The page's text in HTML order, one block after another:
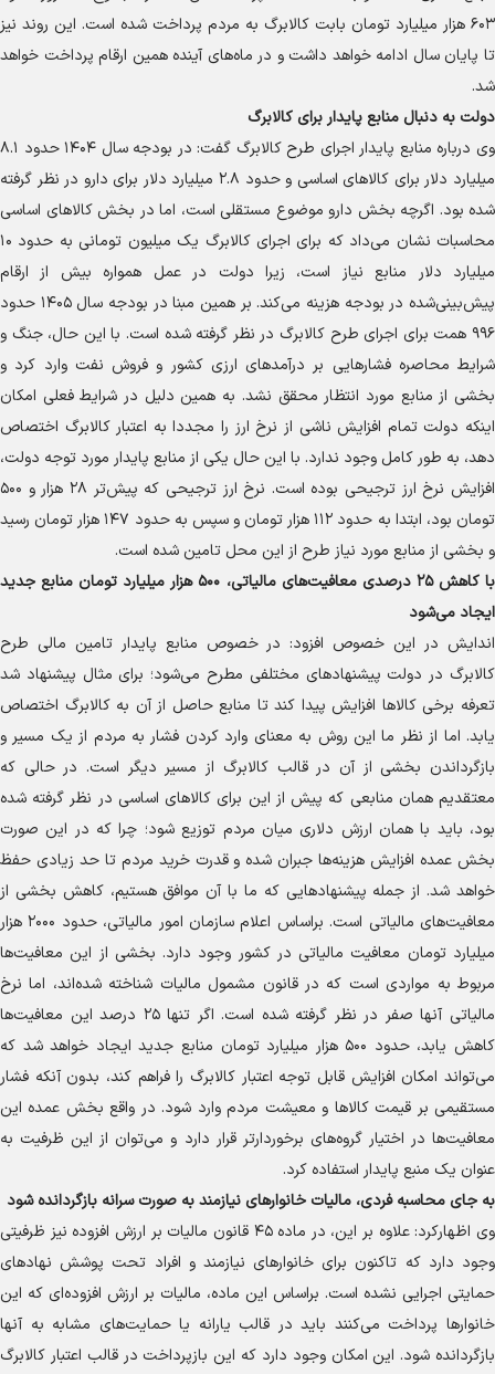
۶۰۳ هزار میلیارد تومان بابت کالابرگ به مردم پرداخت شده است. این روند نیز
تا پایان سال ادامه خواهد داشت و در ماه‌های آینده همین ارقام پرداخت خواهد
شد.
دولت به دنبال منابع پایدار برای کالابرگ
وی درباره منابع پایدار اجرای طرح کالابرگ گفت: در بودجه سال ۱۴۰۴ حدود ۸.۱
میلیارد دلار برای کالا‌های اساسی و حدود ۲.۸ میلیارد دلار برای دارو در نظر گرفته
شده بود. اگرچه بخش دارو موضوع مستقلی است، اما در بخش کالا‌های اساسی
محاسبات نشان می‌داد که برای اجرای کالابرگ یک میلیون تومانی به حدود ۱۰
میلیارد دلار منابع نیاز است، زیرا دولت در عمل همواره بیش از ارقام
پیش‌بینی‌شده در بودجه هزینه می‌کند. بر همین مبنا در بودجه سال ۱۴۰۵ حدود
۹۹۶ همت برای اجرای طرح کالابرگ در نظر گرفته شده است. با این حال، جنگ و
شرایط محاصره فشار‌هایی بر درآمد‌های ارزی کشور و فروش نفت وارد کرد و
بخشی از منابع مورد انتظار محقق نشد. به همین دلیل در شرایط فعلی امکان
اینکه دولت تمام افزایش ناشی از نرخ ارز را مجددا به اعتبار کالابرگ اختصاص
دهد، به طور کامل وجود ندارد. با این حال یکی از منابع پایدار مورد توجه دولت،
افزایش نرخ ارز ترجیحی بوده است. نرخ ارز ترجیحی که پیش‌تر ۲۸ هزار و ۵۰۰
تومان بود، ابتدا به حدود ۱۱۲ هزار تومان و سپس به حدود ۱۴۷ هزار تومان رسید
و بخشی از منابع مورد نیاز طرح از این محل تامین شده است.
با کاهش ۲۵ درصدی معافیت‌های مالیاتی، ۵۰۰ هزار میلیارد تومان منابع جدید
ایجاد می‌شود
اندایش در این خصوص افزود: در خصوص منابع پایدار تامین مالی طرح
کالابرگ در دولت پیشنهاد‌های مختلفی مطرح می‌شود؛ برای مثال پیشنهاد شد
تعرفه برخی کالا‌ها افزایش پیدا کند تا منابع حاصل از آن به کالابرگ اختصاص
یابد. اما از نظر ما این روش به معنای وارد کردن فشار به مردم از یک مسیر و
بازگرداندن بخشی از آن در قالب کالابرگ از مسیر دیگر است. در حالی که
معتقدیم همان منابعی که پیش از این برای کالا‌های اساسی در نظر گرفته شده
بود، باید با همان ارزش دلاری میان مردم توزیع شود؛ چرا که در این صورت
بخش عمده افزایش هزینه‌ها جبران شده و قدرت خرید مردم تا حد زیادی حفظ
خواهد شد. از جمله پیشنهاد‌هایی که ما با آن موافق هستیم، کاهش بخشی از
معافیت‌های مالیاتی است. براساس اعلام سازمان امور مالیاتی، حدود ۲۰۰۰ هزار
میلیارد تومان معافیت مالیاتی در کشور وجود دارد. بخشی از این معافیت‌ها
مربوط به مواردی است که در قانون مشمول مالیات شناخته شده‌اند، اما نرخ
مالیاتی آنها صفر در نظر گرفته شده است. اگر تنها ۲۵ درصد این معافیت‌ها
کاهش یابد، حدود ۵۰۰ هزار میلیارد تومان منابع جدید ایجاد خواهد شد که
می‌تواند امکان افزایش قابل توجه اعتبار کالابرگ را فراهم کند، بدون آنکه فشار
مستقیمی بر قیمت کالا‌ها و معیشت مردم وارد شود. در واقع بخش عمده این
معافیت‌ها در اختیار گروه‌های برخوردارتر قرار دارد و می‌توان از این ظرفیت به
عنوان یک منبع پایدار استفاده کرد.
به جای محاسبه فردی، مالیات خانوار‌های نیازمند به صورت سرانه بازگردانده شود
وی اظهارکرد: علاوه بر این، در ماده ۴۵ قانون مالیات بر ارزش افزوده نیز ظرفیتی
وجود دارد که تاکنون برای خانوار‌های نیازمند و افراد تحت پوشش نهاد‌های
حمایتی اجرایی نشده است. براساس این ماده، مالیات بر ارزش افزوده‌ای که این
خانوار‌ها پرداخت می‌کنند باید در قالب یارانه یا حمایت‌های مشابه به آنها
بازگردانده شود. این امکان وجود دارد که این بازپرداخت در قالب اعتبار کالابرگ